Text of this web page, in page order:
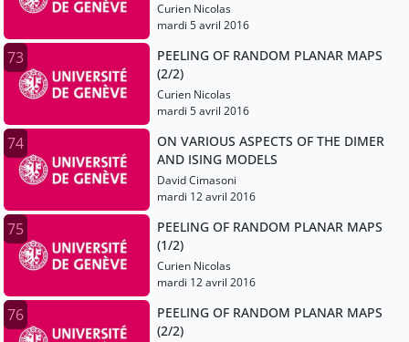
Curien Nicolas
mardi 5 avril 2016
73
PEELING OF RANDOM PLANAR MAPS
(2/2)
Curien Nicolas
mardi 5 avril 2016
74
ON VARIOUS ASPECTS OF THE DIMER
AND ISING MODELS
David Cimasoni
mardi 12 avril 2016
75
PEELING OF RANDOM PLANAR MAPS
(1/2)
Curien Nicolas
mardi 12 avril 2016
76
PEELING OF RANDOM PLANAR MAPS
(2/2)